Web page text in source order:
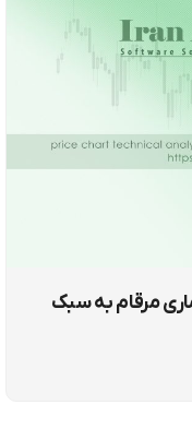
۲ | موج شماری مرقام به سبک